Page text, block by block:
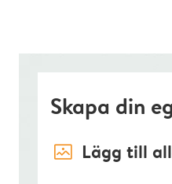
Skapa din
image_placeholder Lägg till